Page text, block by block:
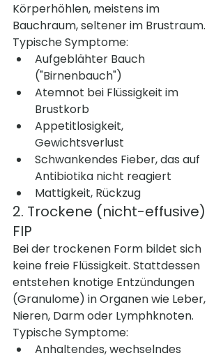
Körperhöhlen, meistens im
Bauchraum, seltener im Brustraum.
Typische Symptome:
Aufgeblähter Bauch
("Birnenbauch")
Atemnot bei Flüssigkeit im
Brustkorb
Appetitlosigkeit,
Gewichtsverlust
Schwankendes Fieber, das auf
Antibiotika nicht reagiert
Mattigkeit, Rückzug
2. Trockene (nicht-effusive)
FIP
Bei der trockenen Form bildet sich
keine freie Flüssigkeit. Stattdessen
entstehen knotige Entzündungen
(Granulome) in Organen wie Leber,
Nieren, Darm oder Lymphknoten.
Typische Symptome:
Anhaltendes, wechselndes